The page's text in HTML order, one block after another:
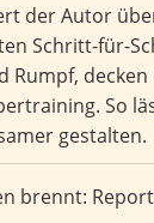
der Autor
Schritt-für-
Rumpf,
So
gestalten.